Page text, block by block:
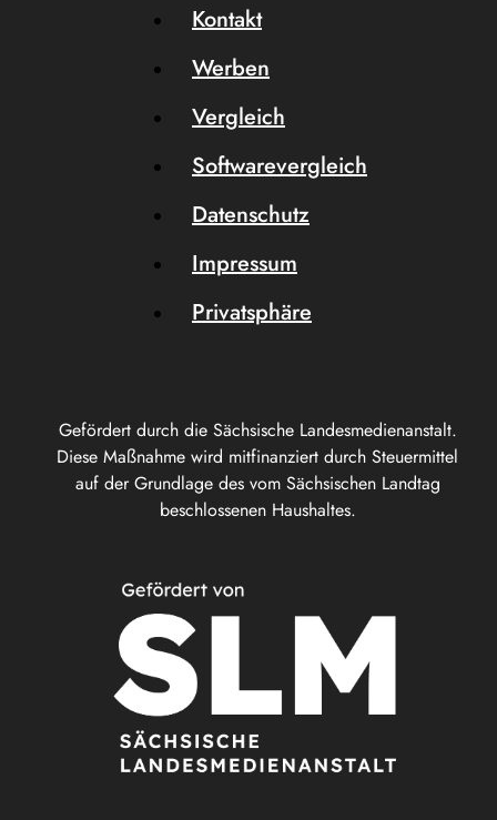
Gefördert durch die Sächsische Landesmedienanstalt.
Diese Maßnahme wird mitfinanziert durch Steuermittel
auf der Grundlage des vom Sächsischen Landtag
beschlossenen Haushaltes.
Kontakt
Werben
Vergleich
Softwarevergleich
Datenschutz
Impressum
Privatsphäre